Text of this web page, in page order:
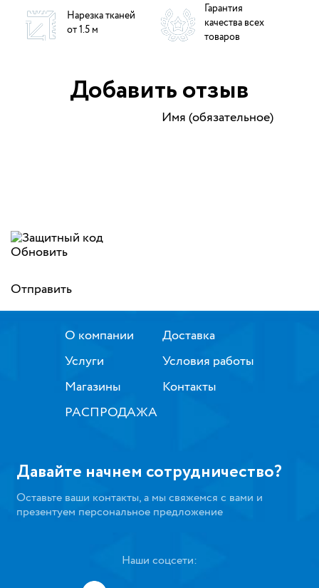
Нарезка тканей
от 1.5 м
Гарантия
качества всех
товаров
Добавить отзыв
Имя (обязательное)
Обновить
Отправить
О компании
Услуги
Магазины
РАСПРОДАЖА
Доставка
Условия работы
Контакты
Давайте начнем сотрудничество?
Оставьте ваши контакты, а мы свяжемся с вами и
презентуем персональное предложение
Наши соцсети: